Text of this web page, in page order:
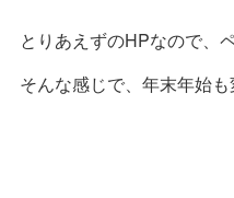
とりあえずのHPなので、
そんな感じで、年末年始も